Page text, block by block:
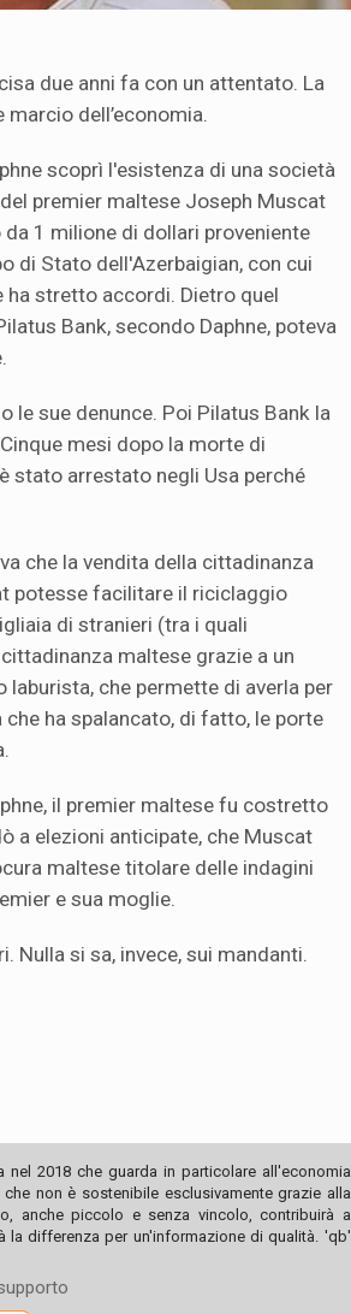
due anni fa con un attentato. La
dell’economia.
scoprì l'esistenza di una società
premier maltese Joseph Muscat
1 milione di dollari proveniente
di Stato dell'Azerbaigian, con cui
ha stretto accordi. Dietro quel
Bank, secondo Daphne, poteva
le sue denunce. Poi Pilatus Bank la
mesi dopo la morte di
stato arrestato negli Usa perché
che la vendita della cittadinanza
potesse facilitare il riciclaggio
di stranieri (tra i quali
maltese grazie a un
che permette di averla per
ha spalancato, di fatto, le porte
il premier maltese fu costretto
a elezioni anticipate, che Muscat
maltese titolare delle indagini
e sua moglie.
si sa, invece, sui mandanti.
nel 2018 che guarda in particolare all'economia
non è sostenibile esclusivamente grazie alla
anche piccolo e senza vincolo, contribuirà a
la differenza per un'informazione di qualità. 'qb'